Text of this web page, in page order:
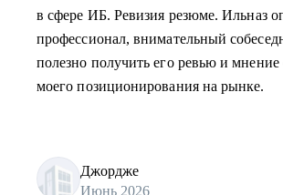
в сфере ИБ. Ревизия резюме. Ильназ
профессионал, внимательный
полезно получить его ревью и мнение
моего позиционирования на рынке.
Джордже
Июнь 2026